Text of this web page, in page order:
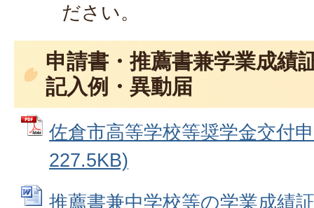
ださい。
申請書・推薦書兼学業成績
記入例・異動届
佐倉市高等学校等奨学金交付
227.5KB)
推薦書兼中学校等の学業成績